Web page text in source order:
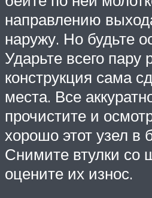
направлению
наружу. Но будьте
Ударьте всего пару
конструкция сама
места. Все
прочистите и
хорошо этот узел в
Снимите втулки со
оцените их износ.